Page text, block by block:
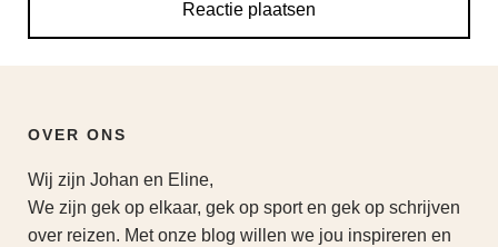
OVER ONS
Wij zijn Johan en Eline,
We zijn gek op elkaar, gek op sport en gek op schrijven
over reizen. Met onze blog willen we jou inspireren en